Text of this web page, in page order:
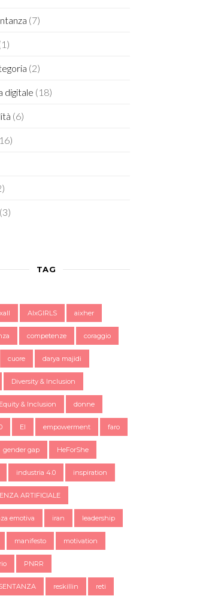
(7)
(2)
digitale (18)
(6)
(3)
TAG
AIxGIRLS aixher
competenze coraggio
cuore darya majidi
Diversity & Inclusion
& Inclusion donne
EI empowerment faro
gender gap HeForShe
industria 4.0 inspiration
ARTIFICIALE
emotiva iran leadership
manifesto motivation
PNRR
reskillin reti